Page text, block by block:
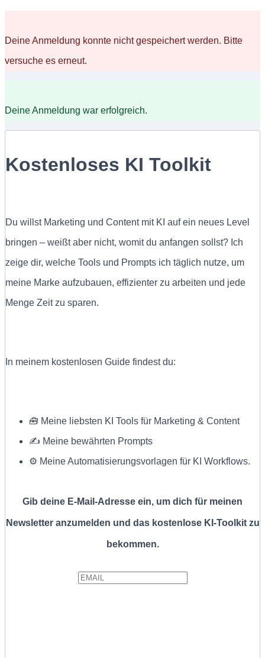
Deine Anmeldung konnte nicht gespeichert werden. Bitte
versuche es erneut.
Deine Anmeldung war erfolgreich.
Kostenloses KI Toolkit
Du willst Marketing und Content mit KI auf ein neues Level
bringen – weißt aber nicht, womit du anfangen sollst? Ich
zeige dir, welche Tools und Prompts ich täglich nutze, um
meine Marke aufzubauen, effizienter zu arbeiten und jede
Menge Zeit zu sparen.
In meinem kostenlosen Guide findest du:
🧰 Meine liebsten KI Tools für Marketing & Content
✍ Meine bewährten Prompts
⚙️ Meine Automatisierungsvorlagen für KI Workflows.
Gib deine E-Mail-Adresse ein, um dich für meinen
Newsletter anzumelden und das kostenlose KI-Toolkit zu
bekommen.